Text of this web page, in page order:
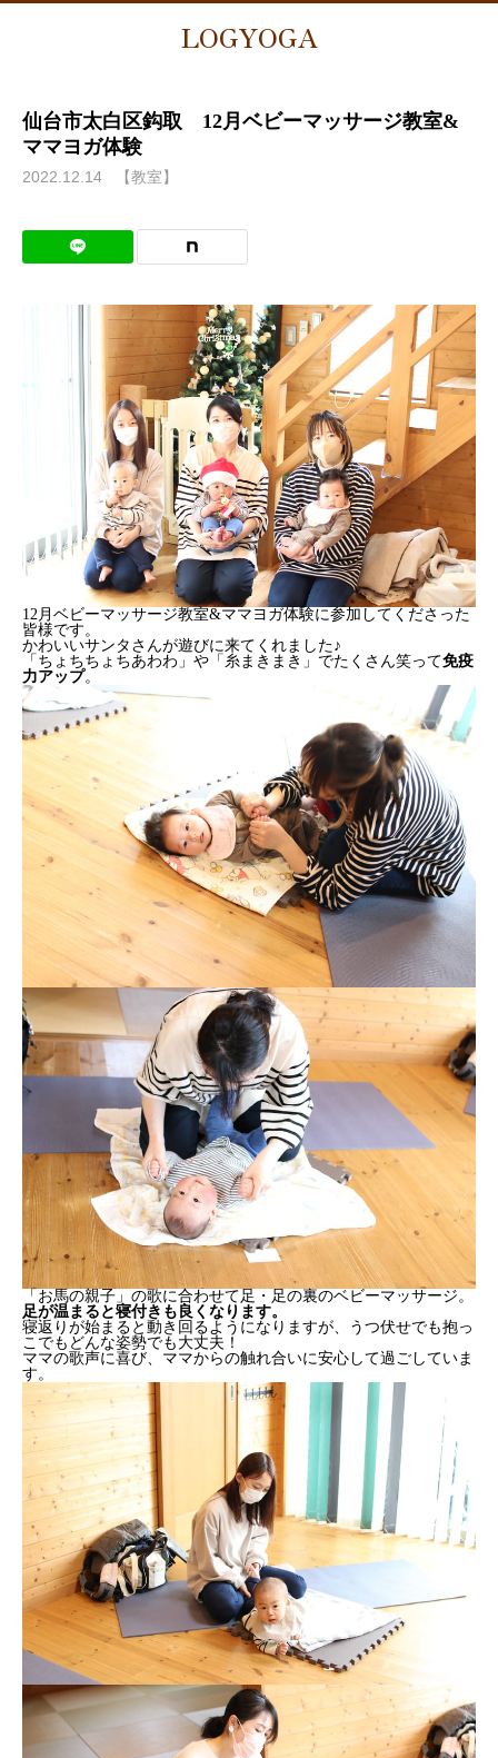
LOGYOGA
仙台市太白区鈎取 12月ベビーマッサージ教室&
ママヨガ体験
2022.12.14 【教室】
12月ベビーマッサージ教室&ママヨガ体験に参加してくださった
皆様です。
かわいいサンタさんが遊びに来てくれました♪
「ちょちちょちあわわ」や「糸まきまき」でたくさん笑って免疫
力アップ。
「お馬の親子」の歌に合わせて足・足の裏のベビーマッサージ。
足が温まると寝付きも良くなります。
寝返りが始まると動き回るようになりますが、うつ伏せでも抱っ
こでもどんな姿勢でも大丈夫！
ママの歌声に喜び、ママからの触れ合いに安心して過ごしていま
す。